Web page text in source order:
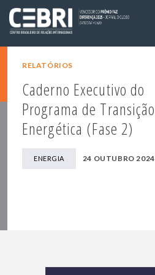
RELATÓRIOS
Caderno Executivo do
Programa de Transição
Energética (Fase 2)
ENERGIA 24 OUTUBRO 2024